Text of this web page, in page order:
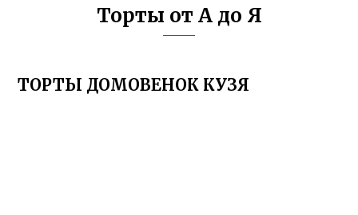
Торты от А до Я
ТОРТЫ ДОМОВЕНОК КУЗЯ